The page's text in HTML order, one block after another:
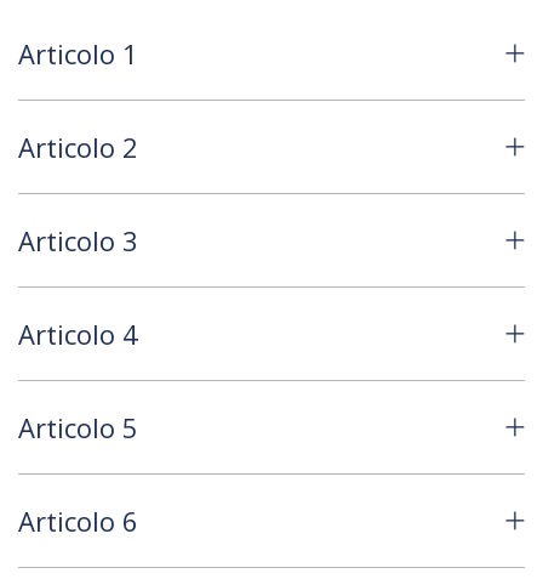
Articolo 1
Articolo 2
Articolo 3
Articolo 4
Articolo 5
Articolo 6